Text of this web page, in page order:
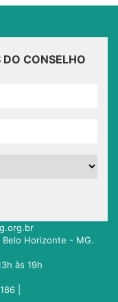
DO CONSELHO
Belo Horizonte - MG.
às 19h
|